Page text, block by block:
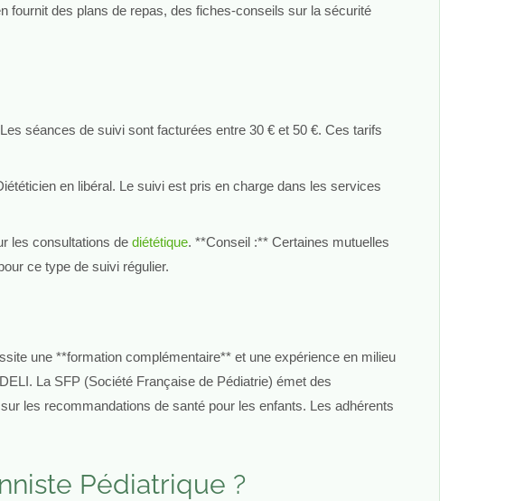
fournit des plans de repas, des fiches-conseils sur la sécurité
séances de suivi sont facturées entre 30 € et 50 €. Ces tarifs
en libéral. Le suivi est pris en charge dans les services
les consultations de diététique. **Conseil :** Certaines mutuelles
ce type de suivi régulier.
une **formation complémentaire** et une expérience en milieu
La SFP (Société Française de Pédiatrie) émet des
les recommandations de santé pour les enfants. Les adhérents
Pédiatrique ?